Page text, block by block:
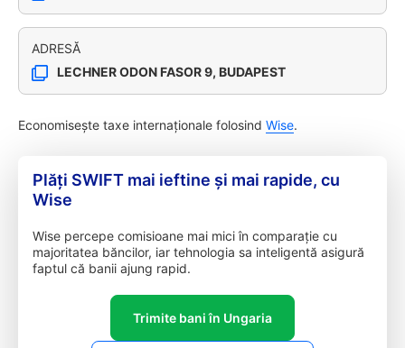
ADRESĂ
LECHNER ODON FASOR 9, BUDAPEST
Economisește taxe internaționale folosind Wise.
Plăți SWIFT mai ieftine și mai rapide, cu
Wise
Wise percepe comisioane mai mici în comparație cu
majoritatea băncilor, iar tehnologia sa inteligentă asigură
faptul că banii ajung rapid.
Trimite bani în Ungaria